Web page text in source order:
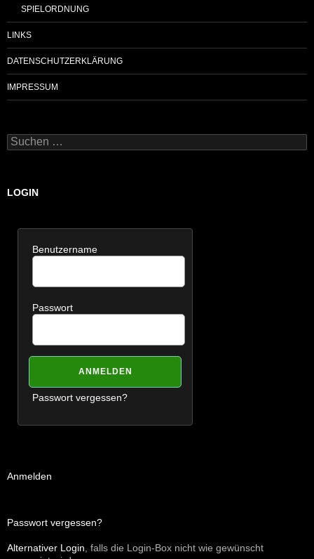
SPIELORDNUNG
LINKS
DATENSCHUTZERKLÄRUNG
IMPRESSUM
Suchen
nach:
LOGIN
Benutzername
Passwort
Passwort vergessen?
Anmelden
Passwort vergessen?
Alternativer Login , falls die Login-Box nicht wie gewünscht